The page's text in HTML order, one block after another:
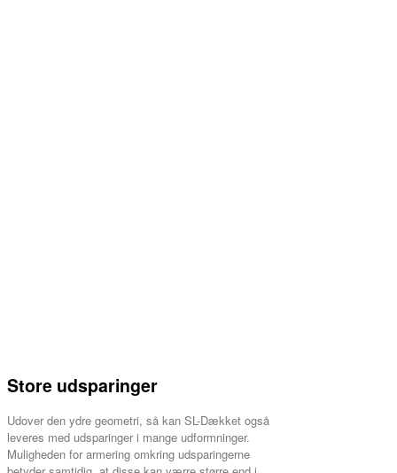
Store udsparinger
Udover den ydre geometri, så kan SL-Dækket også
leveres med udsparinger i mange udformninger.
Muligheden for armering omkring udsparingerne